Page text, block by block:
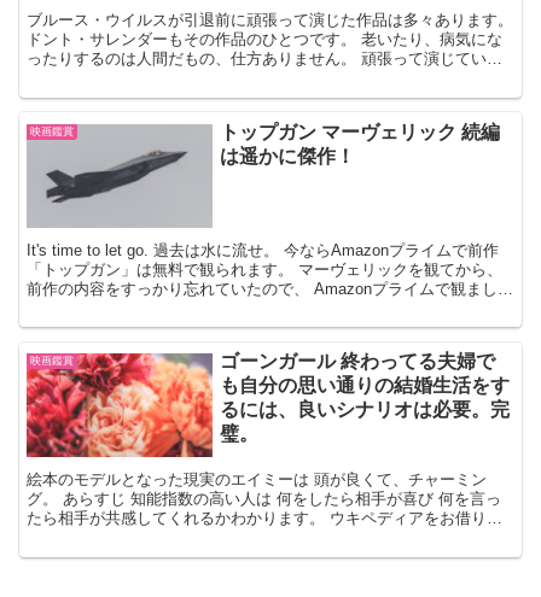
ブルース・ウイルスが引退前に頑張って演じた作品は多々あります。
ドント・サレンダーもその作品のひとつです。 老いたり、病気にな
ったりするのは人間だもの、仕方ありません。 頑張って演じている
映画鑑賞
トップガン マーヴェリック 続編
は遥かに傑作！
It's time to let go. 過去は水に流せ。 今ならAmazonプライムで前作
「トップガン」は無料で観られます。 マーヴェリックを観てから、
前作の内容をすっかり忘れていたので、 Amazonプライムで観ました
映画鑑賞
ゴーンガール 終わってる夫婦で
も自分の思い通りの結婚生活をす
るには、良いシナリオは必要。完
璧。
絵本のモデルとなった現実のエイミーは 頭が良くて、チャーミン
グ。 あらすじ 知能指数の高い人は 何をしたら相手が喜び 何を言っ
たら相手が共感してくれるかわかります。 ウキペディアをお借り致